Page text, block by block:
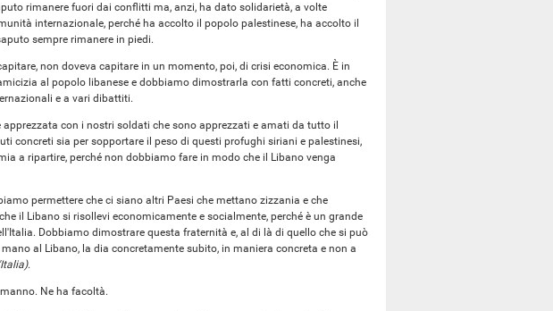
rimanere fuori dai conflitti ma, anzi, ha dato solidarietà, a volte
internazionale, perché ha accolto il popolo palestinese, ha accolto il
sempre rimanere in piedi.
non doveva capitare in un momento, poi, di crisi economica. È in
al popolo libanese e dobbiamo dimostrarla con fatti concreti, anche
e a vari dibattiti.
con i nostri soldati che sono apprezzati e amati da tutto il
concreti sia per sopportare il peso di questi profughi siriani e palestinesi,
a ripartire, perché non dobbiamo fare in modo che il Libano venga
permettere che ci siano altri Paesi che mettano zizzania e che
il Libano si risollevi economicamente e socialmente, perché è un grande
Dobbiamo dimostrare questa fraternità e, al di là di quello che si può
al Libano, la dia concretamente subito, in maniera concreta e non a
.
Ne ha facoltà.